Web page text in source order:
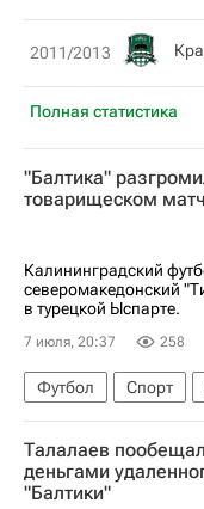
Полная статистика
2011/2013
"Балтика"
товарищеском
Калининградский
северомакедонский
в турецкой Ыспарте.
7 июля, 20:37 258
Футбол Спорт
Натан Гассама
ПФК ЦСКА
Факел
РПЛ 2026-2027
Талалаев
деньгами
"Балтики"